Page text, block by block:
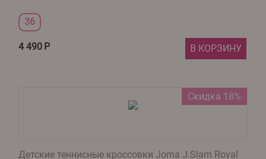
36
4 490 Р В КОРЗИНУ
Скидка 18%
Детские теннисные кроссовки Joma J.Slam Royal